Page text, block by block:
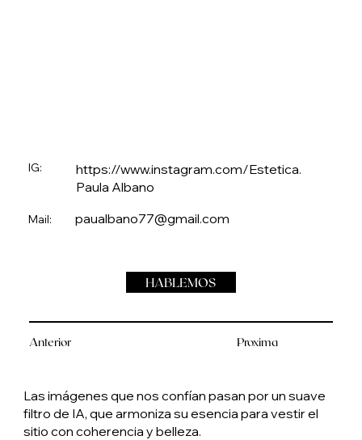
Anterior Proxima
IG:
https://www.instagram.com/Estetica.
Paula Albano
Mail: paualbano77@gmail.com
HABLEMOS
Las imágenes que nos confían pasan por un suave
filtro de IA, que armoniza su esencia para vestir el
sitio con coherencia y belleza.